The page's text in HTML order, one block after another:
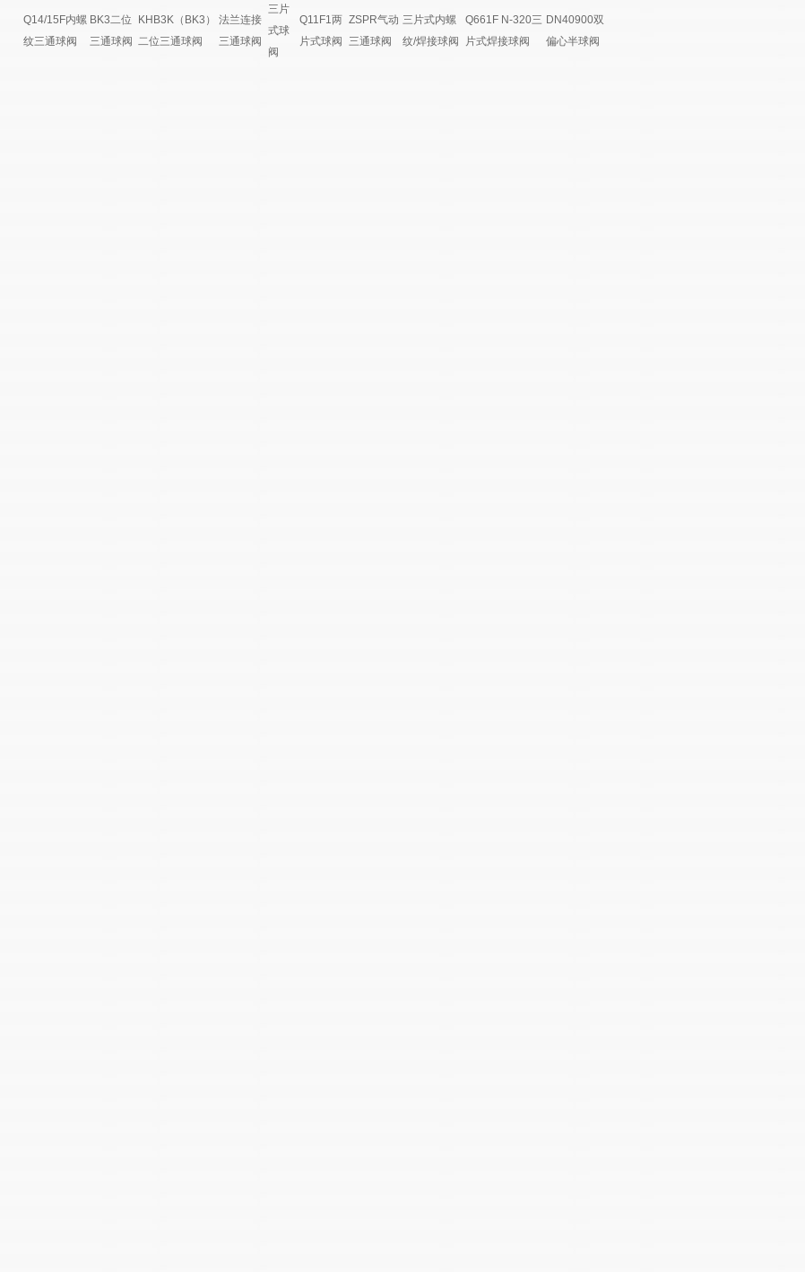
Q14/15F内螺
纹三通球阀
BK3二位
三通球阀
KHB3K（BK3）
二位三通球阀
法兰连接
三通球阀
三片
式球
阀
Q11F1两
片式球阀
ZSPR气动
三通球阀
三片式内螺
纹/焊接球阀
Q661F N-320三
片式焊接球阀
DN40900双
偏心半球阀